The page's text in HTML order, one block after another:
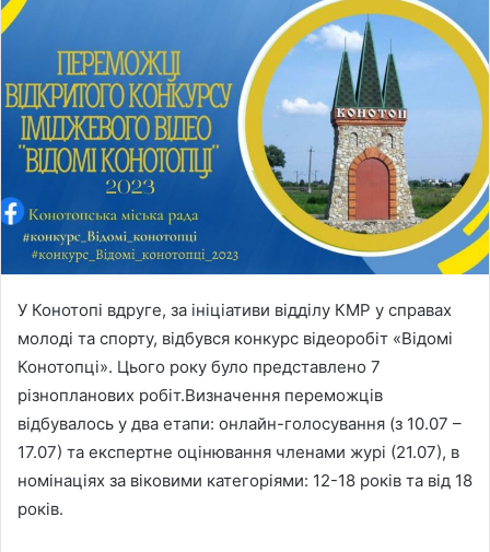
a
n
e
m
a
i
У Конотопі вдруге, за ініціативи відділу КМР у справах
молоді та спорту, відбувся конкурс відеоробіт «Відомі
Конотопці». Цього року було представлено 7
різнопланових робіт.Визначення переможців
відбувалось у два етапи: онлайн-голосування (з 10.07 –
17.07) та експертне оцінювання членами журі (21.07), в
номінаціях за віковими категоріями: 12-18 років та від 18
років.